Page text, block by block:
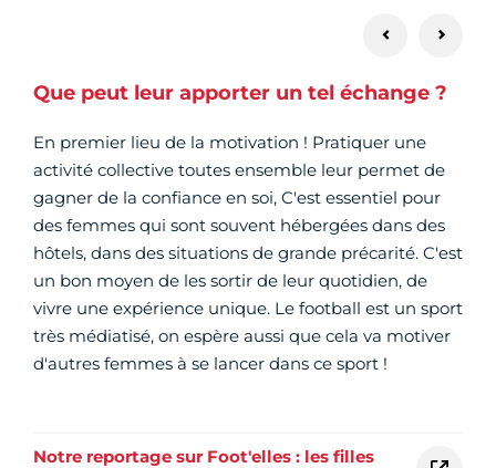
Que peut leur apporter un tel échange ?
En premier lieu de la motivation ! Pratiquer une
activité collective toutes ensemble leur permet de
gagner de la confiance en soi, C'est essentiel pour
des femmes qui sont souvent hébergées dans des
hôtels, dans des situations de grande précarité. C'est
un bon moyen de les sortir de leur quotidien, de
vivre une expérience unique. Le football est un sport
très médiatisé, on espère aussi que cela va motiver
d'autres femmes à se lancer dans ce sport !
Notre reportage sur Foot'elles : les filles